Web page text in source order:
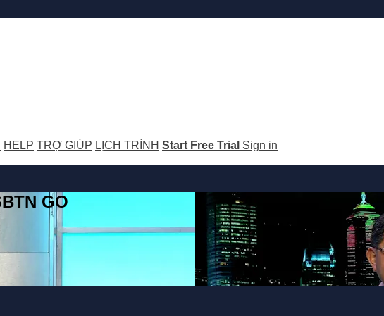
HELP TRỢ GIÚP LỊCH TRÌNH Start Free Trial Sign in
GO